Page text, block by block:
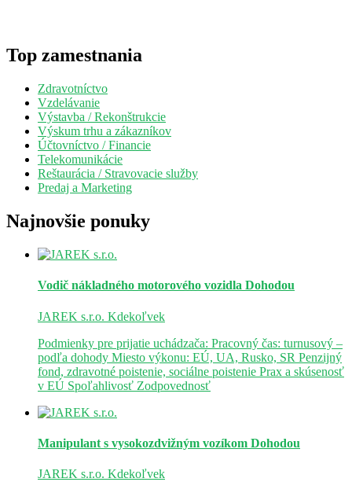
Top zamestnania
Zdravotníctvo
Vzdelávanie
Výstavba / Rekonštrukcie
Výskum trhu a zákazníkov
Účtovníctvo / Financie
Telekomunikácie
Reštaurácia / Stravovacie služby
Predaj a Marketing
Najnovšie ponuky
Vodič nákladného motorového vozidla Dohodou
JAREK s.r.o. Kdekoľvek
Podmienky pre prijatie uchádzača: Pracovný čas: turnusový –
podľa dohody Miesto výkonu: EÚ, UA, Rusko, SR Penzijný
fond, zdravotné poistenie, sociálne poistenie Prax a skúsenosť
v EÚ Spoľahlivosť Zodpovednosť
Manipulant s vysokozdvižným vozíkom Dohodou
JAREK s.r.o. Kdekoľvek